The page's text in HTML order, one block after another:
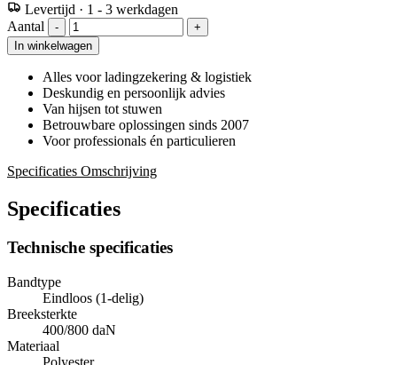
Levertijd · 1 - 3 werkdagen
Aantal
-
+
In winkelwagen
Alles voor ladingzekering & logistiek
Deskundig en persoonlijk advies
Van hijsen tot stuwen
Betrouwbare oplossingen sinds 2007
Voor professionals én particulieren
Specificaties Omschrijving
Specificaties
Technische specificaties
Bandtype
Eindloos (1-delig)
Breeksterkte
400/800 daN
Materiaal